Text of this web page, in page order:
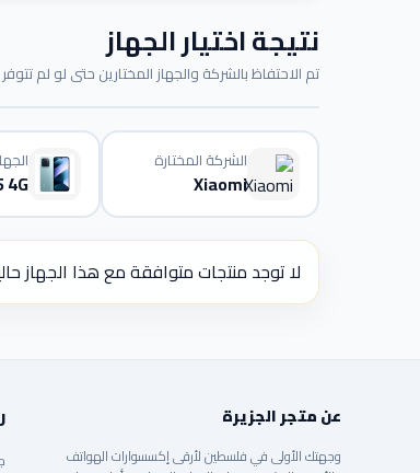
نتيجة اختيار الجهاز
تم الاحتفاظ بالشركة والجهاز المختارين حتى لو لم
الشركة المختارة
Xiaomi
4G
لا توجد منتجات متوافقة مع هذا الجهاز
عن متجر الجزيرة
وجهتك الأولى في فلسطين لأرقى إكسسوارات الهواتف